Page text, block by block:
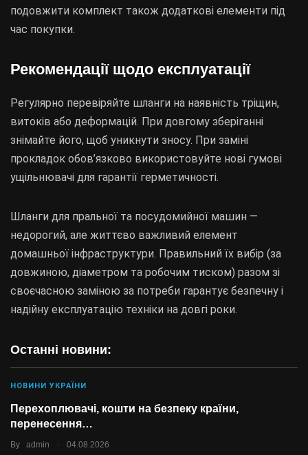
Останні новини:
НОВИНИ УКРАЇНИ
Перехоплювачі, кошти на безпеку країни,
перенесення…
By admin . 04.08.2026
подовжити комплект також додаткові елементи під
час покупки.
Рекомендації щодо експлуатації
Регулярно перевіряйте шланги на наявність тріщин,
витоків або деформацій. При довгому зберіганні
знімайте його, щоб уникнути зносу. При заміні
прокладок обов’язково використовуйте нові гумові
ущільнювачі для гарантії герметичності.
Шланги для пральної та посудомийної машин —
недорогий, але життєво важливий елемент
домашньої інфраструктури. Правильний їх вибір (за
довжиною, діаметром та робочим тиском) разом зі
своєчасною заміною за потреби гарантує безпечну і
надійну експлуатацію техніки на довгі роки.